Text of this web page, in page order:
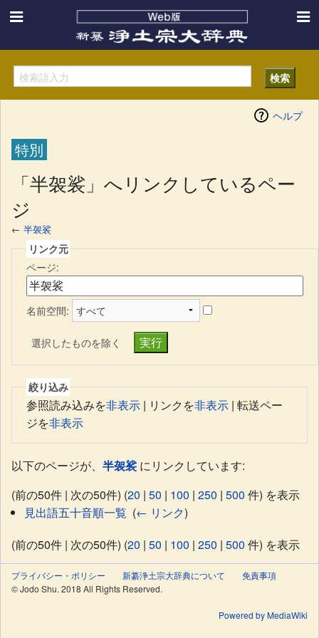
ヘルプ
特別
「半袈裟」へリンクしているペー
ジ
← 半袈裟
リンク元
ページ:
名前空間:
選択したものを除く
絞り込み
参照読み込みを非表示 | リンクを非表示 | 転送ペー
ジを非表示
以下のページが、 半袈裟 にリンクしています:
(前の50件 | 次の50件) (20 | 50 | 100 | 250 | 500 件) を表示
見出語五十音順一覧 (← リンク)
(前の50件 | 次の50件) (20 | 50 | 100 | 250 | 500 件) を表示
プライバシー・ポリシー 新纂浄土宗大辞典について
免責事項
© Jodo Shu. 2018 All Rights Reserved.
Powered by MediaWiki